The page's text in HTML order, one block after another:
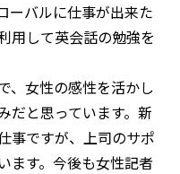
ーバルに仕事が出来た
用して英会話の勉強を
、女性の感性を活かし
だと思っています。新
事ですが、上司のサポ
ます。今後も女性記者